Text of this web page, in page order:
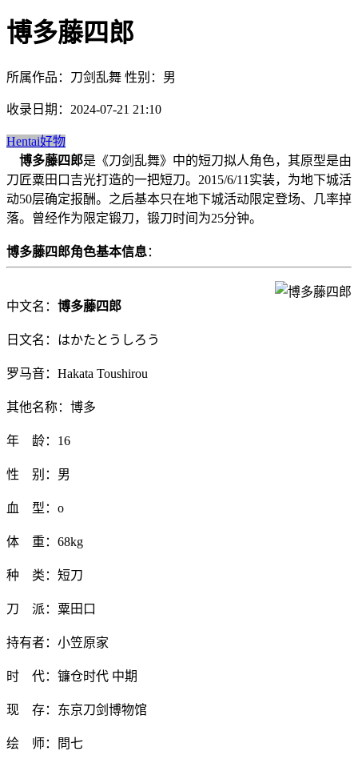
博多藤四郎
所属作品：刀剑乱舞 性别：男
收录日期：2024-07-21 21:10
Hentai好物
博多藤四郎是《刀剑乱舞》中的短刀拟人角色，其原型是由
刀匠粟田口吉光打造的一把短刀。2015/6/11实装，为地下城活
动50层确定报酬。之后基本只在地下城活动限定登场、几率掉
落。曾经作为限定锻刀，锻刀时间为25分钟。
博多藤四郎角色基本信息：
中文名： 博多藤四郎
日文名：はかたとうしろう
罗马音：Hakata Toushirou
其他名称：博多
年 龄：16
性 别：男
血 型：o
体 重：68kg
种 类：短刀
刀 派：粟田口
持有者：小笠原家
时 代：镰仓时代 中期
现 存：东京刀剑博物馆
绘 师：問七